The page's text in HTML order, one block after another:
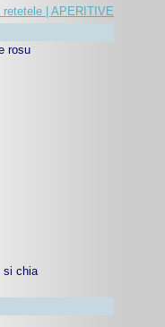
retetele | APERITIVE
rosu
si chia